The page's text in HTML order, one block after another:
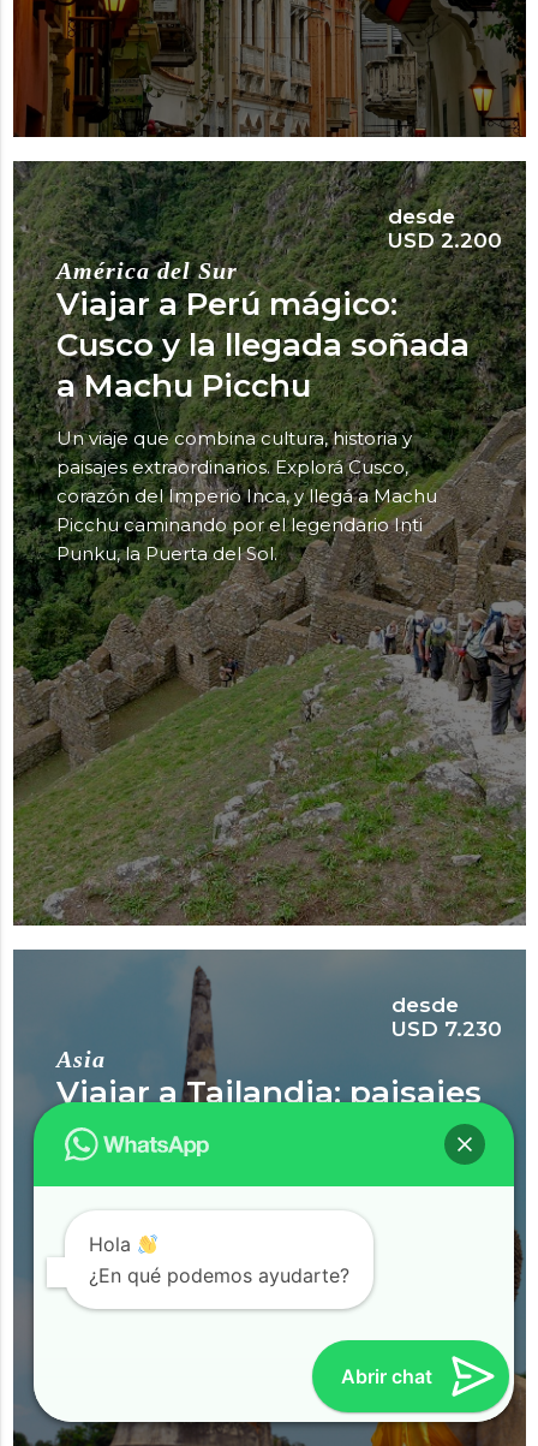
desde
USD 2.200
América del Sur
Viajar a Perú mágico:
Cusco y la llegada soñada
a Machu Picchu
Un viaje que combina cultura, historia y
paisajes extraordinarios. Explorá Cusco,
corazón del Imperio Inca, y llegá a Machu
Picchu caminando por el legendario Inti
Punku, la Puerta del Sol.
desde
USD 7.230
Asia
Viajar a Tailandia: paisajes
exóticos y playas
Sumergite en la vibrante cultura y la belleza
natural de Tailandia: desde las bulliciosas calles
de Bangkok y los fascinantes paisajes del
Triángulo de Oro, hasta las playas paradisíacas
de Phuket, Krabi y Phi Phi Islands. Vivirás una
experiencia inolvidable llena de aventura,
Hola
¿En qué podemos ayudarte?
Abrir chat